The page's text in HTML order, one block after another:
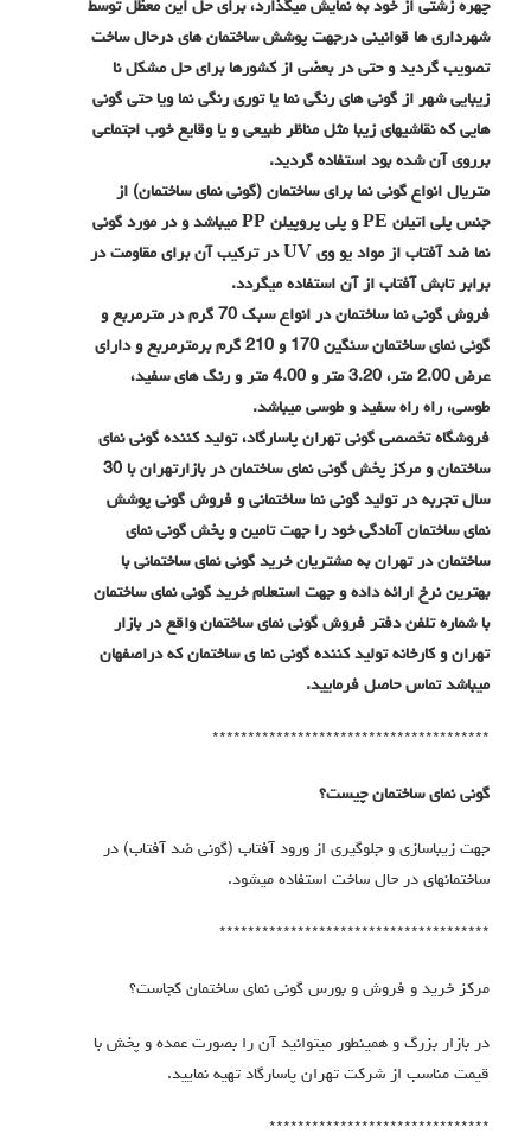
چهره زشتی از خود به نمایش میگذارد، برای حل این معظل توسط
شهرداری ها قوانینی درجهت پوشش ساختمان های درحال ساخت
تصویب گردید و حتی در بعضی از کشورها برای حل مشکل نا
زیبایی شهر از گونی های رنگی نما یا توری رنگی نما ویا حتی گونی
هایی که نقاشیهای زیبا مثل مناظر طبیعی و یا وقایع خوب اجتماعی
برروی آن شده بود استفاده گردید.
متریال انواع گونی نما برای ساختمان (گونی نمای ساختمان) از
جنس پلی اتیلن PE و پلی پروپیلن PP میباشد و در مورد گونی
نما ضد آفتاب از مواد یو وی UV در ترکیب آن برای مقاومت در
برابر تابش آفتاب از آن استفاده میگردد.
فروش گونی نما ساختمان در انواع سبک 70 گرم در مترمربع و
گونی نمای ساختمان سنگین 170 و 210 گرم برمترمربع و دارای
عرض 2.00 متر، 3.20 متر و 4.00 متر و رنگ های سفید،
طوسی، راه راه سفید و طوسی میباشد.
فروشگاه تخصصی گونی تهران پاسارگاد، تولید کننده گونی نمای
ساختمان و مرکز پخش گونی نمای ساختمان در بازارتهران با 30
سال تجربه در تولید گونی نما ساختمانی و فروش گونی پوشش
نمای ساختمان آمادگی خود را جهت تامین و پخش گونی نمای
ساختمان در تهران به مشتریان خرید گونی نمای ساختمانی با
بهترین نرخ ارائه داده و جهت استعلام خرید گونی نمای ساختمان
با شماره تلفن دفتر فروش گونی نمای ساختمان واقع در بازار
تهران و کارخانه تولید کننده گونی نما ی ساختمان که دراصفهان
میباشد تماس حاصل فرمایید.
***************************************
گونی نمای ساختمان چیست؟
جهت زیباسازی و جلوگیری از ورود آفتاب (گونی ضد آفتاب) در
ساختمانهای در حال ساخت استفاده میشود.
**************************************
مرکز خرید و فروش و بورس گونی نمای ساختمان کجاست؟
در بازار بزرگ و همینطور میتوانید آن را بصورت عمده و پخش با
قیمت مناسب از شرکت تهران پاسارگاد تهیه نمایید.
*******************************